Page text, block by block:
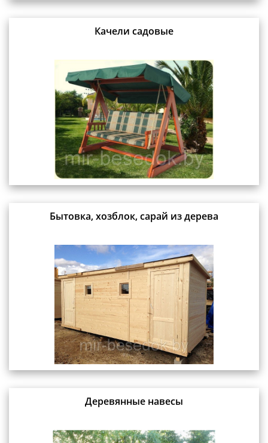
Качели садовые
Бытовка, хозблок, сарай из дерева
Деревянные навесы